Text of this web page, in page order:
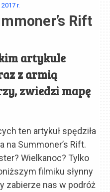
2017 r.
Rift
artykule
z armią
zwiedzi mapę
ten artykuł spędziła
na Summoner’s Rift.
Wielkanoc? Tylko
filmiku słynny
zabierze nas w podróż